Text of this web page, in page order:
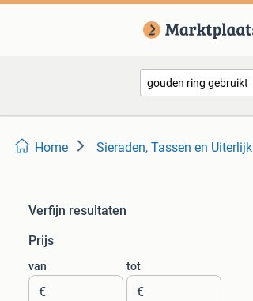
Home Sieraden, Tassen en Uiterlijk
Verfijn resultaten
Prijs
van
€
tot
€